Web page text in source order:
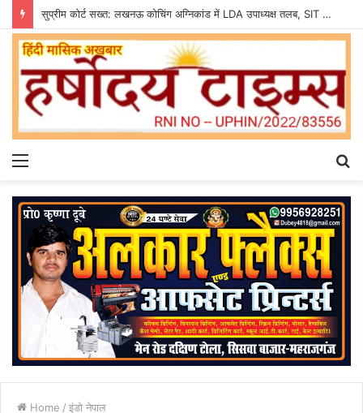
सुप्रीम कोर्ट सख्त: लखनऊ कोचिंग अग्निकांड में LDA उपाध्यक्ष तलब, SIT से मांगी सीलबंद रिपोर्ट
Menu
Home / इंडो नेपाल